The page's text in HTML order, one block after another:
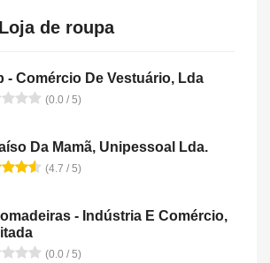
de roupa
- Comércio De Vestuário, Lda
(0.0 / 5)
Da Mamã, Unipessoal Lda.
(4.7 / 5)
- Indústria E Comércio,
(0.0 / 5)